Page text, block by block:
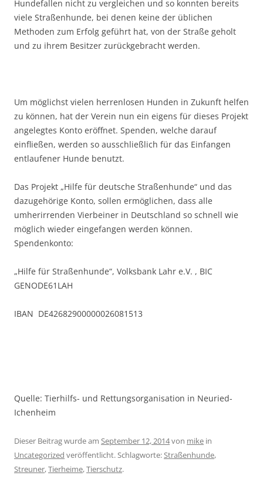
Hundefallen nicht zu vergleichen und so konnten bereits
viele Straßenhunde, bei denen keine der üblichen
Methoden zum Erfolg geführt hat, von der Straße geholt
und zu ihrem Besitzer zurückgebracht werden.
Um möglichst vielen herrenlosen Hunden in Zukunft helfen
zu können, hat der Verein nun ein eigens für dieses Projekt
angelegtes Konto eröffnet. Spenden, welche darauf
einfließen, werden so ausschließlich für das Einfangen
entlaufener Hunde benutzt.
Das Projekt „Hilfe für deutsche Straßenhunde“ und das
dazugehörige Konto, sollen ermöglichen, dass alle
umherirrenden Vierbeiner in Deutschland so schnell wie
möglich wieder eingefangen werden können.
Spendenkonto:
„Hilfe für Straßenhunde“, Volksbank Lahr e.V. , BIC
GENODE61LAH
IBAN DE42682900000026081513
Quelle: Tierhilfs- und Rettungsorganisation in Neuried-
Ichenheim
Dieser Beitrag wurde am September 12, 2014von mike in
Uncategorized veröffentlicht. Schlagworte:Straßenhunde,
Streuner,Tierheime,Tierschutz.